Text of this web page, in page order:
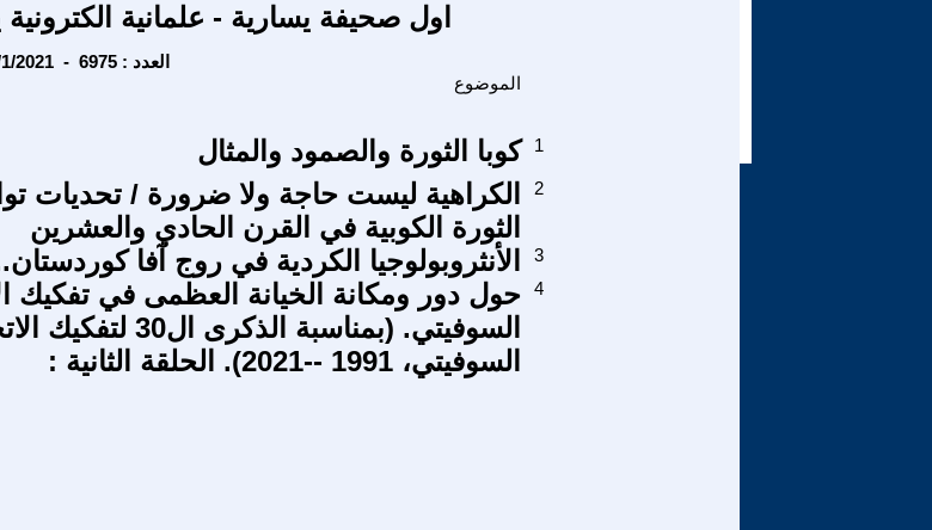
اول صحيفة يسارية - علمانية
Sunday - 8/1/2021 - العدد : 6975
الموضوع
كوبا الثورة والصمود والمثال 1
الكراهية ليست حاجة ولا ضرورة / تحديات
الثورة الكوبية في القرن الحادي والعشرين
2
الأنثروبولوجيا الكردية في روج آفا
3
حول دور ومكانة الخيانة العظمى في تفكيك
السوفيتي. (بمناسبة الذكرى ال30
السوفيتي، 1991 --2021). الحلقة الثانية :
4